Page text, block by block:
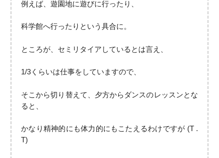
例えば、遊園地に遊びに行ったり、
科学館へ行ったりという具合に。
ところが、セミリタイアしているとは言え、
1/3くらいは仕事をしていますので、
そこから切り替えて、夕方からダンスのレッスンとな
ると、
かなり精神的にも体力的にもこたえるわけですが (T .
T)